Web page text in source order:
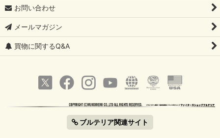
お問い合わせ
メールマガジン
買物に関するQ&A
ブルテリア関連サイト